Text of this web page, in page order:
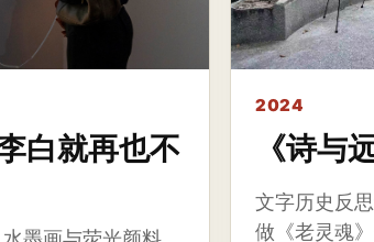
白就再也不
2024
《诗与
文字历史反
做《老灵魂